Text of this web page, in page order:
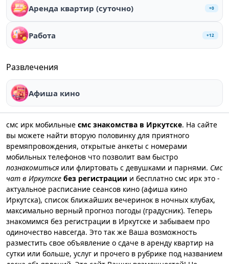
Аренда квартир (суточно) +0
Работа +12
Развлечения
Афиша кино
смс ирк мобильные смс знакомства в Иркутске. На сайте
вы можете найти вторую половинку для приятного
времяпровождения, открытые анкеты с номерами
мобильных телефонов что позволит вам быстро
познакомиться или флиртовать с девушками и парнями. Смс
чат в Иркутске без регистрации и бесплатно смс ирк это -
актуальное расписание сеансов кино (афиша кино
Иркутска), список ближайших вечеринок в ночных клубах,
максимально верный прогноз погоды (градусник). Теперь
знакомимся без регистрации в Иркутске и забываем про
одиночество навсегда. Это так же Ваша возможность
разместить свое объявление о сдаче в аренду квартир на
сутки или больше, услуг и прочего в рубрике под названием